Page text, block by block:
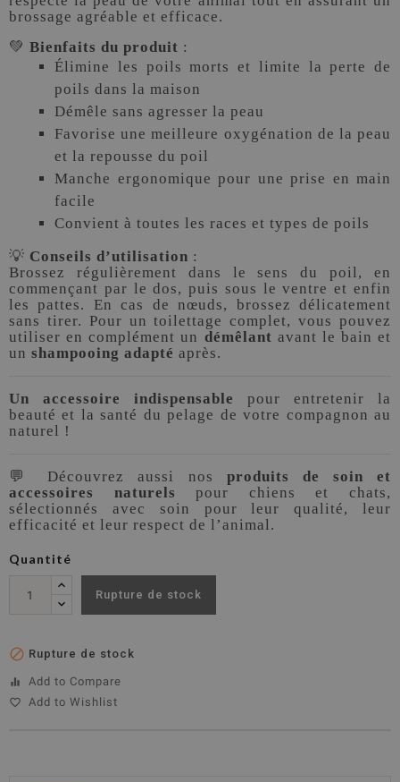
brossage agréable et efficace.
💚 Bienfaits du produit :
Élimine les poils morts et limite la perte de
poils dans la maison
Démêle sans agresser la peau
Favorise une meilleure oxygénation de la peau
et la repousse du poil
Manche ergonomique pour une prise en main
facile
Convient à toutes les races et types de poils
💡 Conseils d’utilisation :
Brossez régulièrement dans le sens du poil, en
commençant par le dos, puis sous le ventre et enfin
les pattes. En cas de nœuds, brossez délicatement
sans tirer. Pour un toilettage complet, vous pouvez
utiliser en complément un démêlant avant le bain et
un shampooing adapté après.
Un accessoire indispensable
pour entretenir la
beauté et la santé du pelage de votre compagnon au
naturel !
💬 Découvrez aussi nos produits de soin et
accessoires naturels pour chiens et chats,
sélectionnés avec soin pour leur qualité, leur
efficacité et leur respect de l’animal.
Quantité
Rupture de stock
 Rupture de stock
equalizer Add to Compare
favorite_border Add to Wishlist